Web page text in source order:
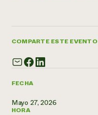
FECHA
Mayo 27, 2026
HORA
COMPARTE ESTE EVENTO